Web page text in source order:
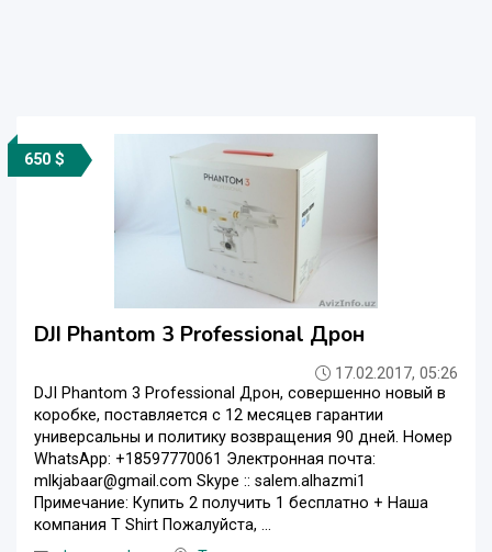
650 $
DJI Phantom 3 Professional Дрон
17.02.2017, 05:26
DJI Phantom 3 Professional Дрон, совершенно новый в
коробке, поставляется с 12 месяцев гарантии
универсальны и политику возвращения 90 дней. Номер
WhatsApp: +18597770061 Электронная почта:
mlkjabaar@gmail.com Skype :: salem.alhazmi1
Примечание: Купить 2 получить 1 бесплатно + Наша
компания T Shirt Пожалуйста, ...